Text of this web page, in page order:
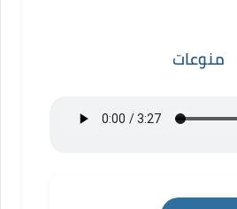
منوعات